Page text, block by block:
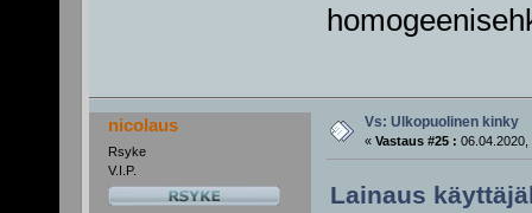
nicolaus
Rsyke
V.I.P.
Vs: Ulkopuolinen kinky
« Vastaus #25 : 06.04.2020,
Lainaus